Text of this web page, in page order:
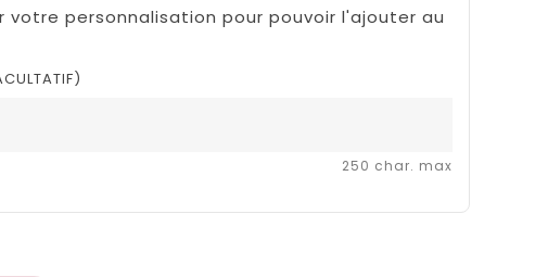
votre personnalisation pour pouvoir l'ajouter au
250 char. max